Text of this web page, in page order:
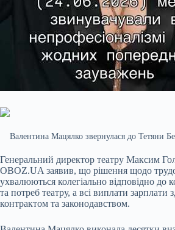
Валентина Мацялко звернулася до Тетяни
Генеральний директор театру Максим
OBOZ.UA заявив, що рішення щодо
ухвалюються колегіально відповідно до
та потреб театру, а всі виплати зарплати
контрактом та законодавством.